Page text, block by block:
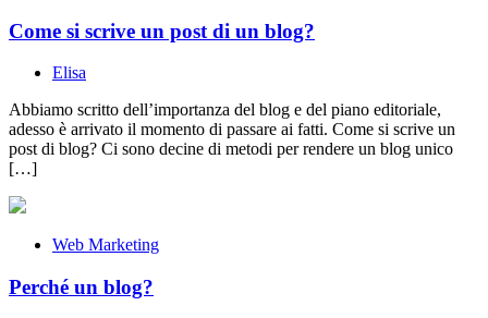
Come si scrive un post di un blog?
Elisa
Abbiamo scritto dell’importanza del blog e del piano editoriale,
adesso è arrivato il momento di passare ai fatti. Come si scrive un
post di blog? Ci sono decine di metodi per rendere un blog unico
[…]
Web Marketing
Perché un blog?